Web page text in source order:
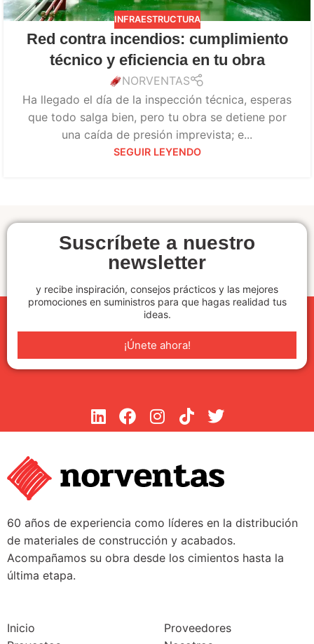
INFRAESTRUCTURA
Red contra incendios: cumplimiento
técnico y eficiencia en tu obra
NORVENTAS
Ha llegado el día de la inspección técnica, esperas
que todo salga bien, pero tu obra se detiene por
una caída de presión imprevista; e...
SEGUIR LEYENDO
Suscríbete a nuestro
newsletter
y recibe inspiración, consejos prácticos y las mejores
promociones en suministros para que hagas realidad tus
ideas.
¡Únete ahora!
60 años de experiencia como líderes en la distribución
de materiales de construcción y acabados.
Acompañamos su obra desde los cimientos hasta la
última etapa.
Inicio
Proveedores